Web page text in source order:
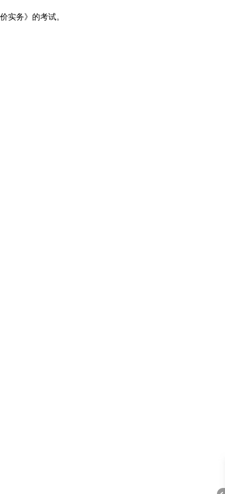
实务》的考试。